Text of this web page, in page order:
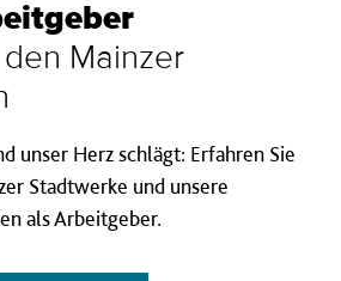
Mainzer
unser Herz schlägt: Erfahren Sie
Stadtwerke und unsere
als Arbeitgeber.